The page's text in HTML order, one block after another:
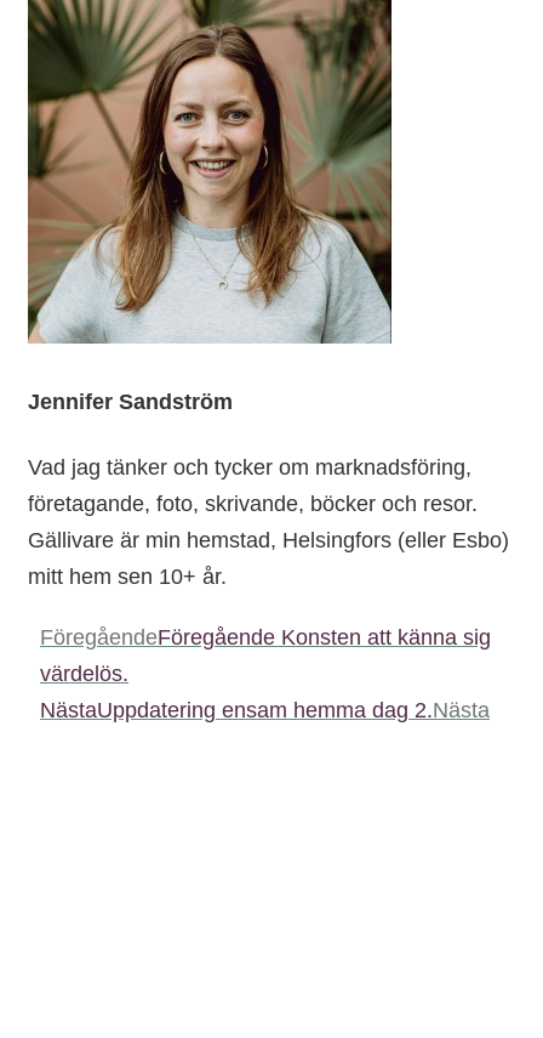
Jennifer Sandström
Vad jag tänker och tycker om marknadsföring,
företagande, foto, skrivande, böcker och resor.
Gällivare är min hemstad, Helsingfors (eller Esbo)
mitt hem sen 10+ år.
FöregåendeFöregående Konsten att känna sig
värdelös.
NästaUppdatering ensam hemma dag 2.Nästa